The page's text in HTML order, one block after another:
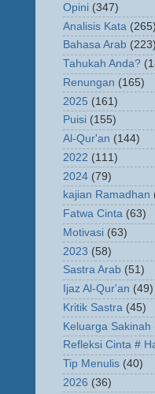
Opini (347)
Analisis Kata (265)
Bahasa Arab (223)
Tahukah Anda?
Renungan (165)
2025 (161)
Puisi (155)
Al-Qur'an (144)
2022 (111)
2024 (79)
kajian Ramadhan
Fatwa Cinta (63)
Motivasi (63)
2023 (58)
Sastra Arab (51)
Ijaz Al-Qur'an (49)
Kritik Sastra (45)
Keluarga Sakinah
Refleksi Cinta #
Tip Menulis (40)
2026 (36)